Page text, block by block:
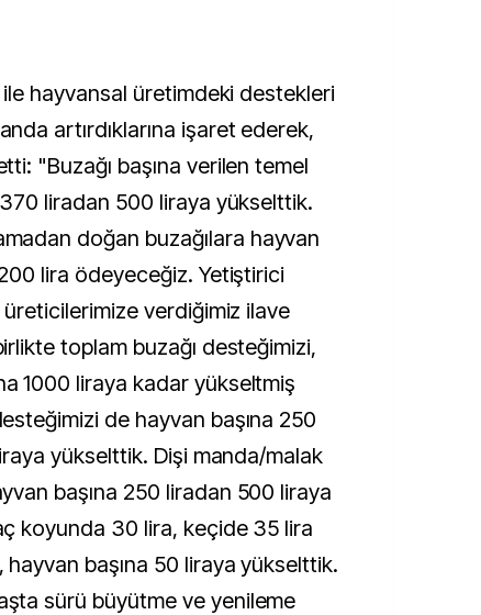
hayvansal üretimdeki destekleri
artırdıklarına işaret ederek,
"Buzağı başına verilen temel
liradan 500 liraya yükselttik.
doğan buzağılara hayvan
lira ödeyeceğiz. Yetiştirici
verdiğimiz ilave
toplam buzağı desteğimizi,
1000 liraya kadar yükseltmiş
de hayvan başına 250
yükselttik. Dişi manda/malak
başına 250 liradan 500 liraya
koyunda 30 lira, keçide 35 lira
başına 50 liraya yükselttik.
sürü büyütme ve yenileme